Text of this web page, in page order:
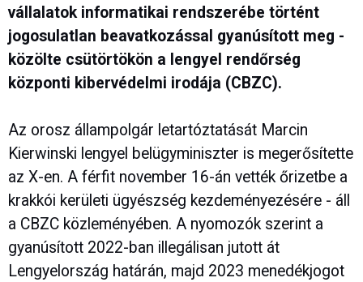
vállalatok informatikai rendszerébe történt
jogosulatlan beavatkozással gyanúsított meg -
közölte csütörtökön a lengyel rendőrség
központi kibervédelmi irodája (CBZC).
Az orosz állampolgár letartóztatását Marcin
Kierwinski lengyel belügyminiszter is megerősítette
az X-en. A férfit november 16-án vették őrizetbe a
krakkói kerületi ügyészség kezdeményezésére - áll
a CBZC közleményében. A nyomozók szerint a
gyanúsított 2022-ban illegálisan jutott át
Lengyelország határán, majd 2023 menedékjogot